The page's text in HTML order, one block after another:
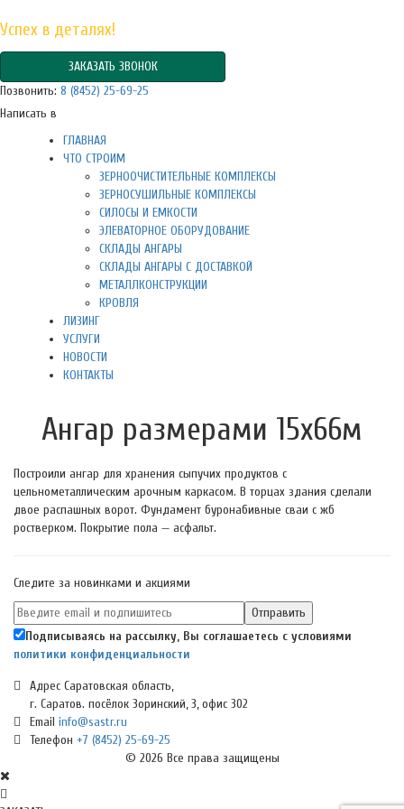
Успех в деталях!
ЗАКАЗАТЬ ЗВОНОК
Позвонить: 8 (8452) 25-69-25
Написать в
ГЛАВНАЯ
ЧТО СТРОИМ
ЗЕРНООЧИСТИТЕЛЬНЫЕ КОМПЛЕКСЫ
ЗЕРНОСУШИЛЬНЫЕ КОМПЛЕКСЫ
СИЛОСЫ И ЕМКОСТИ
ЭЛЕВАТОРНОЕ ОБОРУДОВАНИЕ
СКЛАДЫ АНГАРЫ
СКЛАДЫ АНГАРЫ С ДОСТАВКОЙ
МЕТАЛЛКОНСТРУКЦИИ
КРОВЛЯ
ЛИЗИНГ
УСЛУГИ
НОВОСТИ
КОНТАКТЫ
Ангар размерами 15х66м
Построили ангар для хранения сыпучих продуктов с
цельнометаллическим арочным каркасом. В торцах здания сделали
двое распашных ворот. Фундамент буронабивные сваи с жб
ростверком. Покрытие пола — асфальт.
Следите за новинками и акциями
Подписываясь на рассылку, Вы соглашаетесь с условиями
политики конфиденциальности
Адрес Саратовская область,
г. Саратов. посёлок Зоринский, 3, офис 302
Email info@sastr.ru
Телефон +7 (8452) 25-69-25
© 2026 Все права защищены